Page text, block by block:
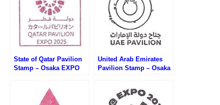
State of Qatar Pavilion
Stamp – Osaka EXPO
United Arab Emirates
Pavilion Stamp – Osaka
タンプ)